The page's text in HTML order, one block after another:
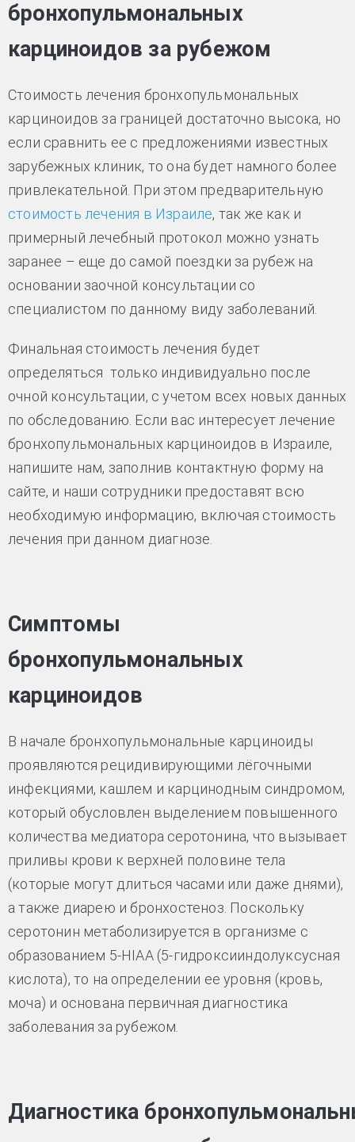
бронхопульмональных
карциноидов за рубежом
Стоимость лечения бронхопульмональных
карциноидов за границей достаточно высока, но
если сравнить ее с предложениями известных
зарубежных клиник, то она будет намного более
привлекательной. При этом предварительную
стоимость лечения в Израиле, так же как и
примерный лечебный протокол можно узнать
заранее – еще до самой поездки за рубеж на
основании заочной консультации со
специалистом по данному виду заболеваний.
Финальная стоимость лечения будет
определяться только индивидуально после
очной консультации, с учетом всех новых данных
по обследованию. Если вас интересует лечение
бронхопульмональных карциноидов в Израиле,
напишите нам, заполнив контактную форму на
сайте, и наши сотрудники предоставят всю
необходимую информацию, включая стоимость
лечения при данном диагнозе.
Симптомы
бронхопульмональных
карциноидов
В начале бронхопульмональные карциноиды
проявляются рецидивирующими лёгочными
инфекциями, кашлем и карцинодным синдромом,
который обусловлен выделением повышенного
количества медиатора серотонина, что вызывает
приливы крови к верхней половине тела
(которые могут длиться часами или даже днями),
а также диарею и бронхостеноз. Поскольку
серотонин метаболизируется в организме с
образованием 5-НIАА (5-гидроксииндолуксусная
кислота), то на определении ее уровня (кровь,
моча) и основана первичная диагностика
заболевания за рубежом.
Диагностика